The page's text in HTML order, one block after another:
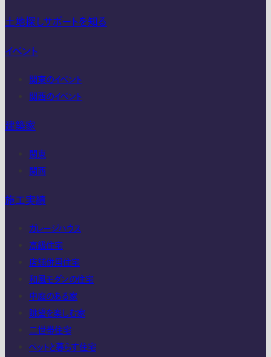
土地探しサポートを知る
イベント
関東のイベント
関西のイベント
建築家
関東
関西
施工実績
ガレージハウス
高級住宅
店舗併用住宅
和風モダンの住宅
中庭のある家
眺望を楽しむ家
二世帯住宅
ペットと暮らす住宅